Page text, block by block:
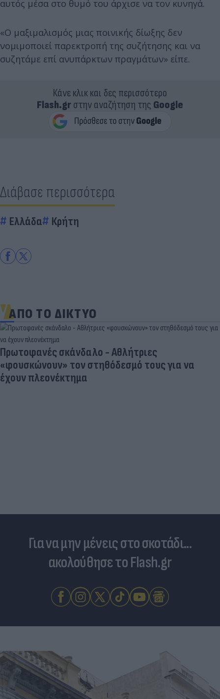
αυτός μέσα στο θυμό του άρχισε να τον κυνηγά.
«Ο μαξιμαλισμός μιας ποινικής δίωξης δεν
νομιμοποιεί παρεκτροπή της συζήτησης και να
συζητάμε επί ανυπάρκτων πραγμάτων» είπε.
Κάνε κλικ και δες περισσότερο
Flash.grστην αναζήτηση της Google
Διάβασε περισσότερα
Ελλάδα Κρήτη
ΑΠΟ ΤΟ ΔΙΚΤΥΟ
Πρωτοφανές σκάνδαλο - Aθλήτριες
«φουσκώνουν» τον στηθόδεσμό τους για να
έχουν πλεονέκτημα
Για να μην μένεις στο σκοτάδι...
ακολούθησε το Flash.gr